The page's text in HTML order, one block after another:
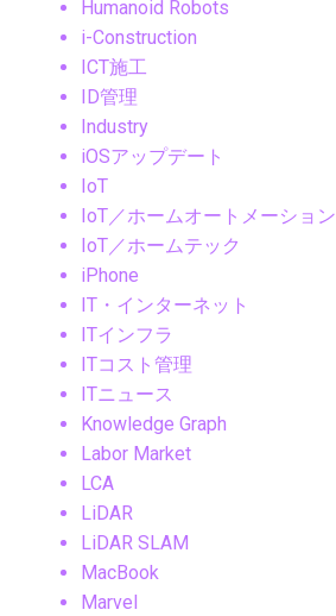
Humanoid Robots
i-Construction
ICT施工
ID管理
Industry
iOSアップデート
IoT
IoT／ホームオートメーション
IoT／ホームテック
iPhone
IT・インターネット
ITインフラ
ITコスト管理
ITニュース
Knowledge Graph
Labor Market
LCA
LiDAR
LiDAR SLAM
MacBook
Marvel